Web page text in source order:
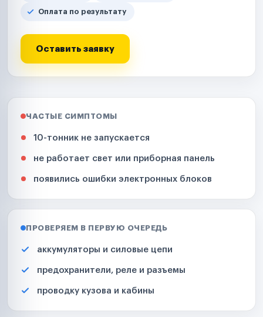
Оплата по результату
Оставить заявку
ЧАСТЫЕ СИМПТОМЫ
10-тонник не запускается
не работает свет или приборная панель
появились ошибки электронных блоков
ПРОВЕРЯЕМ В ПЕРВУЮ ОЧЕРЕДЬ
аккумуляторы и силовые цепи
предохранители, реле и разъемы
проводку кузова и кабины